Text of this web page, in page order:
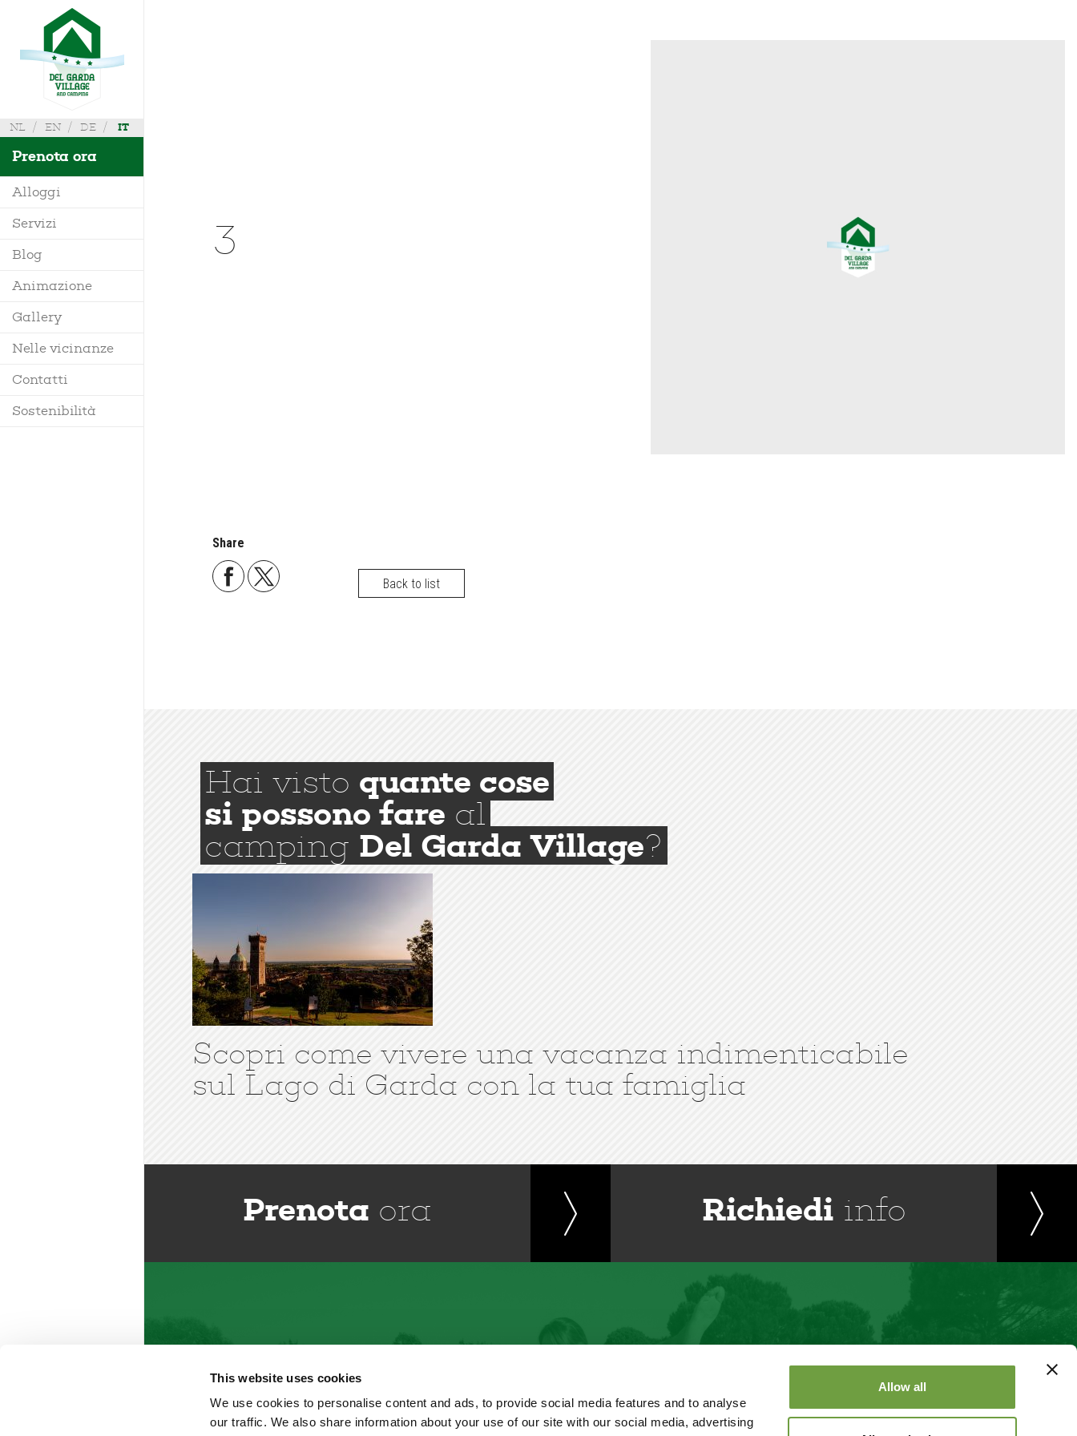
This website uses cookies
We use cookies to personalise content and ads, to provide social media features and to analyse
our traffic. We also share information about your use of our site with our social media, advertising
Allow all
NL EN DE IT
Prenota ora
Alloggi
Villa
Mobile Home
Bungalow
Glamping
Servizi
Blog
Animazione
Gallery
Nelle vicinanze
Contatti
Richiedi Info
Dove siamo
Mappa
Regolamento
Sostenibilità
3
Share
Back to list
Hai visto quante cose
si possono fare al
camping Del Garda Village?
Scopri come vivere una vacanza indimenticabile
sul Lago di Garda con la tua famiglia
Prenota ora Richiedi info